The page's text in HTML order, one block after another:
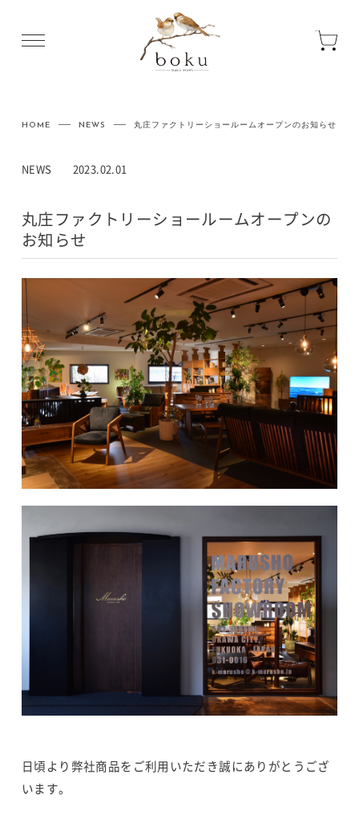
HOME NEWS 丸庄ファクトリーショールームオープンのお知らせ
NEWS 2023.02.01
丸庄ファクトリーショールームオープンの
お知らせ
日頃より弊社商品をご利用いただき誠にありがとうござ
います。